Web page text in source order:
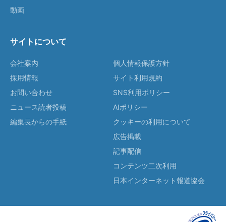
動画
サイトについて
会社案内
採用情報
お問い合わせ
ニュース読者投稿
編集長からの手紙
個人情報保護方針
サイト利用規約
SNS利用ポリシー
AIポリシー
クッキーの利用について
広告掲載
記事配信
コンテンツ二次利用
日本インターネット報道協会